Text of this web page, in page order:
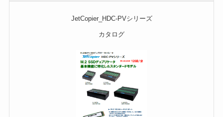
JetCopier_HDC-PVシリーズ
カタログ